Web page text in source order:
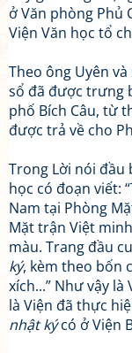
ở Văn phòng Phủ
Viện Văn học tổ
Theo ông Uyên
sổ đã được trưng
phố Bích Câu, từ
được trả về cho
Trong Lời nói đầu
học có đoạn viết:
Nam tại Phòng
Mặt trận Việt
màu. Trang đầu
ký, kèm theo bốn
xích...” Như vậy
là Viện đã thực
nhật kýcó ở Viện